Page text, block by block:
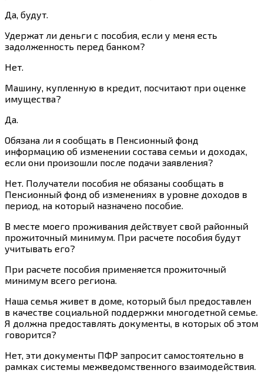
Да, будут.
Удержат ли деньги с пособия, если у меня есть
задолженность перед банком?
Нет.
Машину, купленную в кредит, посчитают при оценке
имущества?
Да.
Обязана ли я сообщать в Пенсионный фонд
информацию об изменении состава семьи и доходах,
если они произошли после подачи заявления?
Нет. Получатели пособия не обязаны сообщать в
Пенсионный фонд об изменениях в уровне доходов в
период, на который назначено пособие.
В месте моего проживания действует свой районный
прожиточный минимум. При расчете пособия будут
учитывать его?
При расчете пособия применяется прожиточный
минимум всего региона.
Наша семья живет в доме, который был предоставлен
в качестве социальной поддержки многодетной семье.
Я должна предоставлять документы, в которых об этом
говорится?
Нет, эти документы ПФР запросит самостоятельно в
рамках системы межведомственного взаимодействия.